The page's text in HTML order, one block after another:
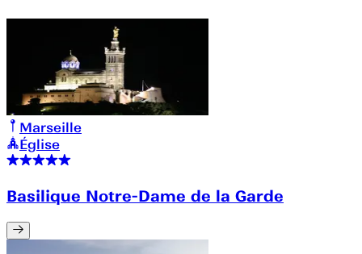
Marseille
Église
Basilique Notre-Dame de la Garde